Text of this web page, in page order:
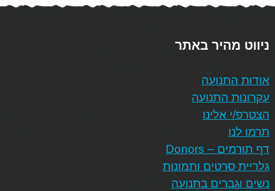
ניווט מהיר באתר
אודות התנועה
עקרונות התנועה
הצטרפ/י אלינו
תרמו לנו
דף תורמים – Donors
גלריית סרטים ותמונות
נשים וגברים בתנועה